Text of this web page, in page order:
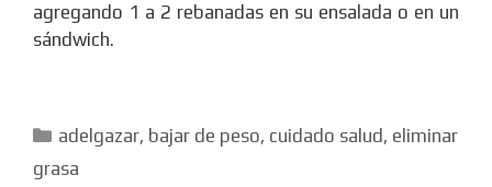
agregando 1 a 2 rebanadas en su ensalada o en un
sándwich.
Categorías
adelgazar, bajar de peso, cuidado salud, eliminar
grasa